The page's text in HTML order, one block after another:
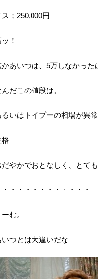
ス；250,000円
！
かあいつは、5万しなかった
んだこの値段は。
るいはトイプーの相場が異
格
だやかでおとなしく、とて
・・・・・・・・・・・・
ーむ。
いつとは大違いだな